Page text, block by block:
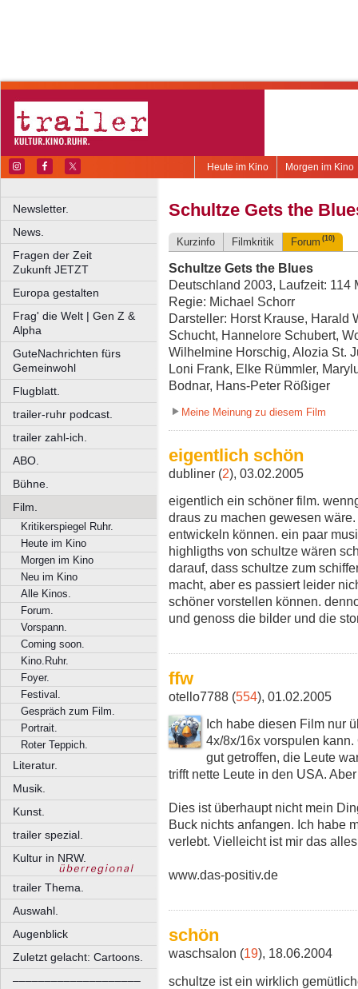
Morgen im Kino
Heute im Kino
Newsletter.
News.
Fragen der Zeit
Zukunft JETZT
Europa gestalten
Frag' die Welt | Gen Z &
Alpha
GuteNachrichten fürs
Gemeinwohl
Flugblatt.
trailer-ruhr podcast.
trailer zahl-ich.
ABO.
Bühne.
Film.
Kritikerspiegel Ruhr.
Heute im Kino
Morgen im Kino
Neu im Kino
Alle Kinos.
Forum.
Vorspann.
Coming soon.
Kino.Ruhr.
Foyer.
Festival.
Gespräch zum Film.
Portrait.
Roter Teppich.
Literatur.
Musik.
Kunst.
trailer spezial.
Kultur in NRW.
trailer Thema.
Auswahl.
Augenblick
Zuletzt gelacht: Cartoons.
––––––––––––––––––––
Schultze Gets the
Kurzinfo Filmkritik Forum (10)
Schultze Gets the Blues
Deutschland 2003, Laufzeit: 114
Regie: Michael Schorr
Darsteller: Horst Krause, Harald
Schucht, Hannelore Schubert,
Wilhelmine Horschig, Alozia St.
Loni Frank, Elke Rümmler,
Bodnar, Hans-Peter Rößiger
Meine Meinung zu diesem Film
eigentlich schön
dubliner (2), 03.02.2005
eigentlich ein schöner film.
draus zu machen gewesen
entwickeln können. ein paar
highligths von schultze wären
darauf, dass schultze zum
macht, aber es passiert leider
schöner vorstellen können.
und genoss die bilder und die
ffw
otello7788 (554), 01.02.2005
Ich habe diesen Film nur
4x/8x/16x vorspulen
gut getroffen, die Leute
trifft nette Leute in den USA.
Dies ist überhaupt nicht mein
Buck nichts anfangen. Ich habe
verlebt. Vielleicht ist mir das
www.das-positiv.de
schön
waschsalon (19), 18.06.2004
schultze ist ein wirklich